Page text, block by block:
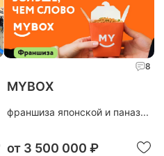
8
MYBOX
франшиза японской и паназ...
от 3 500 000 ₽